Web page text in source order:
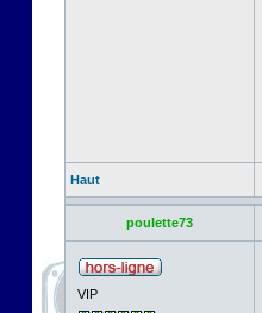
Haut
poulette73
VIP